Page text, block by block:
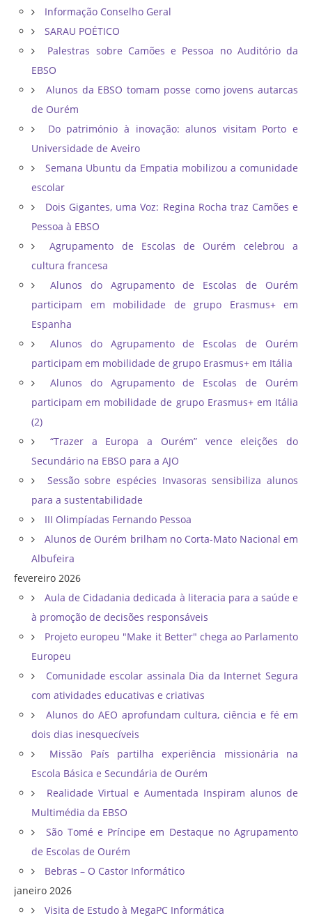
Informação Conselho Geral
SARAU POÉTICO
Palestras sobre Camões e Pessoa no Auditório da
EBSO
Alunos da EBSO tomam posse como jovens autarcas
de Ourém
Do património à inovação: alunos visitam Porto e
Universidade de Aveiro
Semana Ubuntu da Empatia mobilizou a comunidade
escolar
Dois Gigantes, uma Voz: Regina Rocha traz Camões e
Pessoa à EBSO
Agrupamento de Escolas de Ourém celebrou a
cultura francesa
Alunos do Agrupamento de Escolas de Ourém
participam em mobilidade de grupo Erasmus+ em
Espanha
Alunos do Agrupamento de Escolas de Ourém
participam em mobilidade de grupo Erasmus+ em Itália
Alunos do Agrupamento de Escolas de Ourém
participam em mobilidade de grupo Erasmus+ em Itália
(2)
“Trazer a Europa a Ourém” vence eleições do
Secundário na EBSO para a AJO
Sessão sobre espécies Invasoras sensibiliza alunos
para a sustentabilidade
III Olimpíadas Fernando Pessoa
Alunos de Ourém brilham no Corta-Mato Nacional em
Albufeira
fevereiro 2026
Aula de Cidadania dedicada à literacia para a saúde e
à promoção de decisões responsáveis
Projeto europeu "Make it Better" chega ao Parlamento
Europeu
Comunidade escolar assinala Dia da Internet Segura
com atividades educativas e criativas
Alunos do AEO aprofundam cultura, ciência e fé em
dois dias inesquecíveis
Missão País partilha experiência missionária na
Escola Básica e Secundária de Ourém
Realidade Virtual e Aumentada Inspiram alunos de
Multimédia da EBSO
São Tomé e Príncipe em Destaque no Agrupamento
de Escolas de Ourém
Bebras – O Castor Informático
janeiro 2026
Visita de Estudo à MegaPC Informática